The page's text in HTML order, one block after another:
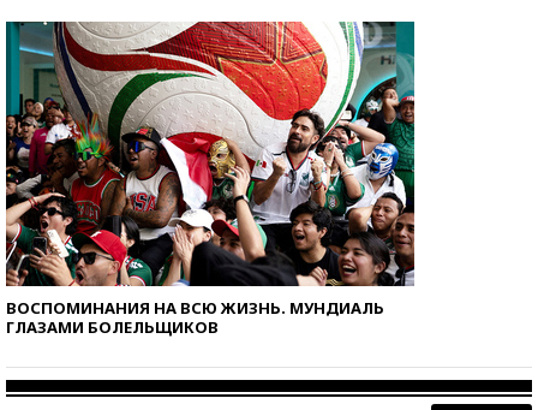
ВОСПОМИНАНИЯ НА ВСЮ ЖИЗНЬ. МУНДИАЛЬ
ГЛАЗАМИ БОЛЕЛЬЩИКОВ